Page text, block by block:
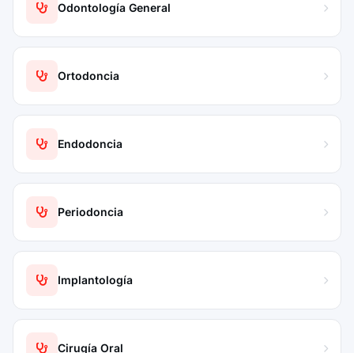
Odontología General
Ortodoncia
Endodoncia
Periodoncia
Implantología
Cirugía Oral